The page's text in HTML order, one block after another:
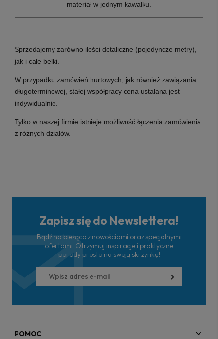
materiał w jednym kawałku.
Sprzedajemy zarówno ilości detaliczne (pojedyncze metry),
jak i całe belki.
W przypadku zamówień hurtowych, jak również zawiązania
długoterminowej, stałej współpracy cena ustalana jest
indywidualnie.
Tylko w naszej firmie istnieje możliwość łączenia zamówienia
z różnych działów.
Zapisz się do Newslettera!
Bądź na bieżąco z nowościami oraz specjalnymi
ofertami. Otrzymuj inspiracje i praktyczne
porady prosto na swoją skrzynkę!
POMOC